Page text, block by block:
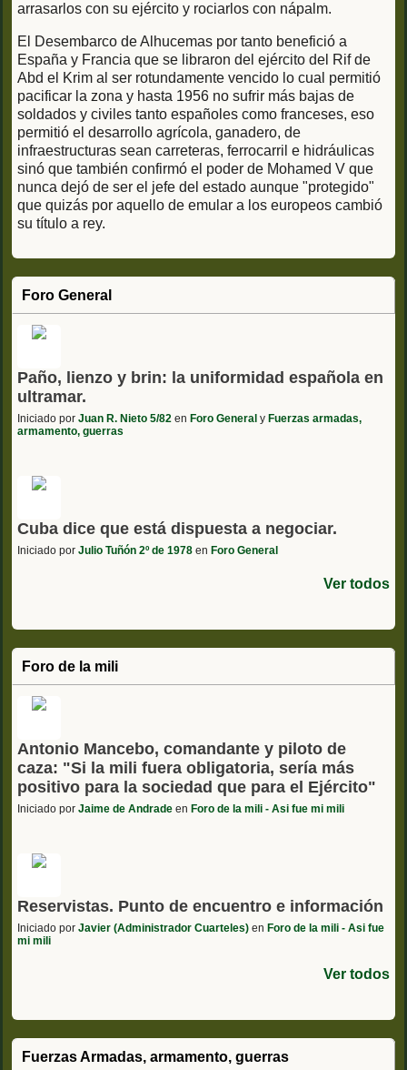
arrasarlos con su ejército y rociarlos con nápalm.
El Desembarco de Alhucemas por tanto benefició a
España y Francia que se libraron del ejército del Rif de
Abd el Krim al ser rotundamente vencido lo cual permitió
pacificar la zona y hasta 1956 no sufrir más bajas de
soldados y civiles tanto españoles como franceses, eso
permitió el desarrollo agrícola, ganadero, de
infraestructuras sean carreteras, ferrocarril e hidráulicas
sinó que también confirmó el poder de Mohamed V que
nunca dejó de ser el jefe del estado aunque "protegido"
que quizás por aquello de emular a los europeos cambió
su título a rey.
Foro General
Paño, lienzo y brin: la uniformidad española en
ultramar.
Iniciado por Juan R. Nieto 5/82 en Foro General y Fuerzas armadas,
armamento, guerras
Cuba dice que está dispuesta a negociar.
Iniciado por Julio Tuñón 2º de 1978 en Foro General
Ver todos
Foro de la mili
Antonio Mancebo, comandante y piloto de
caza: "Si la mili fuera obligatoria, sería más
positivo para la sociedad que para el Ejército"
Iniciado por Jaime de Andrade en Foro de la mili - Asi fue mi mili
Reservistas. Punto de encuentro e información
Iniciado por Javier (Administrador Cuarteles) en Foro de la mili - Asi fue
mi mili
Ver todos
Fuerzas Armadas, armamento, guerras